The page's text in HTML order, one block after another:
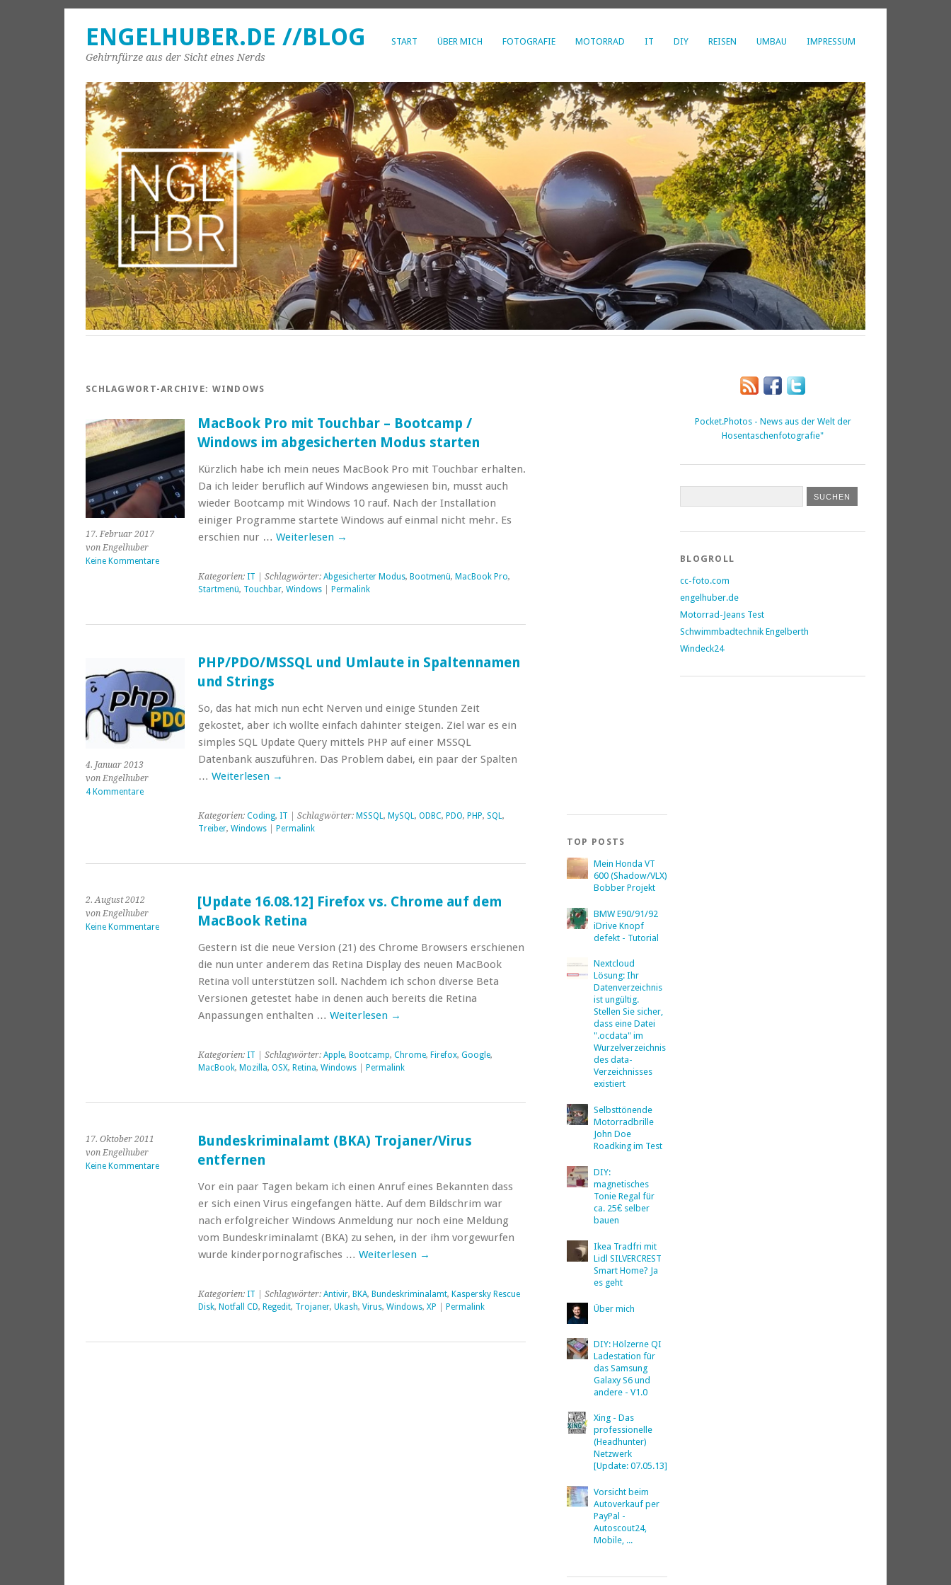
START ÜBER MICH FOTOGRAFIE MOTORRAD IT DIY REISEN UMBAU IMPRESSUM
ENGELHUBER.DE //BLOG
Gehirnfürze aus der Sicht eines Nerds
SCHLAGWORT-ARCHIVE: WINDOWS
17. Februar 2017
von Engelhuber
Keine Kommentare
MacBook Pro mit Touchbar – Bootcamp /
Windows im abgesicherten Modus starten
Kürzlich habe ich mein neues MacBook Pro mit Touchbar erhalten.
Da ich leider beruflich auf Windows angewiesen bin, musst auch
wieder Bootcamp mit Windows 10 rauf. Nach der Installation
einiger Programme startete Windows auf einmal nicht mehr. Es
erschien nur … Weiterlesen →
Kategorien: IT | Schlagwörter: Abgesicherter Modus, Bootmenü, MacBook Pro,
Startmenü, Touchbar, Windows| Permalink
4. Januar 2013
von Engelhuber
4 Kommentare
PHP/PDO/MSSQL und Umlaute in Spaltennamen
und Strings
So, das hat mich nun echt Nerven und einige Stunden Zeit
gekostet, aber ich wollte einfach dahinter steigen. Ziel war es ein
simples SQL Update Query mittels PHP auf einer MSSQL
Datenbank auszuführen. Das Problem dabei, ein paar der Spalten
… Weiterlesen →
Kategorien: Coding, IT | Schlagwörter: MSSQL , MySQL , ODBC, PDO, PHP, SQL ,
Treiber, Windows| Permalink
2. August 2012
von Engelhuber
Keine Kommentare
[Update 16.08.12] Firefox vs. Chrome auf dem
MacBook Retina
Gestern ist die neue Version (21) des Chrome Browsers erschienen
die nun unter anderem das Retina Display des neuen MacBook
Retina voll unterstützen soll. Nachdem ich schon diverse Beta
Versionen getestet habe in denen auch bereits die Retina
Anpassungen enthalten … Weiterlesen →
Kategorien: IT | Schlagwörter: Apple, Bootcamp, Chrome, Firefox, Google,
MacBook, Mozilla, OSX, Retina, Windows| Permalink
17. Oktober 2011
von Engelhuber
Keine Kommentare
Bundeskriminalamt (BKA) Trojaner/Virus
entfernen
Vor ein paar Tagen bekam ich einen Anruf eines Bekannten dass
er sich einen Virus eingefangen hätte. Auf dem Bildschrim war
nach erfolgreicher Windows Anmeldung nur noch eine Meldung
vom Bundeskriminalamt (BKA) zu sehen, in der ihm vorgewurfen
wurde kinderpornografisches … Weiterlesen →
Kategorien: IT | Schlagwörter: Antivir, BKA, Bundeskriminalamt, Kaspersky Rescue
Disk, Notfall CD, Regedit, Trojaner, Ukash, Virus, Windows, XP Permalink
TOP POSTS
Mein Honda VT
600 (Shadow/VLX)
Bobber Projekt
BMW E90/91/92
iDrive Knopf
defekt - Tutorial
Nextcloud
Lösung: Ihr
Datenverzeichnis
ist ungültig.
Stellen Sie sicher,
dass eine Datei
".ocdata" im
Wurzelverzeichnis
des data-
Verzeichnisses
existiert
Selbsttönende
Motorradbrille
John Doe
Roadking im Test
DIY:
magnetisches
Tonie Regal für
ca. 25€ selber
bauen
Ikea Tradfri mit
Lidl SILVERCREST
Smart Home? Ja
es geht
Über mich
DIY: Hölzerne QI
Ladestation für
das Samsung
Galaxy S6 und
andere - V1.0
Xing - Das
professionelle
(Headhunter)
Netzwerk
[Update: 07.05.13]
Vorsicht beim
Autoverkauf per
PayPal -
Autoscout24,
Mobile, ...
Pocket.Photos - News aus der Welt der
Hosentaschenfotografie"
BLOGROLL
cc-foto.com
engelhuber.de
Motorrad-Jeans Test
Schwimmbadtechnik Engelberth
Windeck24